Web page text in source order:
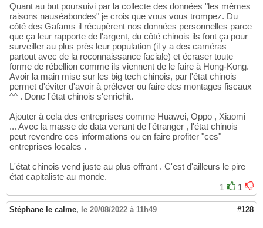
Quant au but poursuivi par la collecte des données "les mêmes
raisons nauséabondes" je crois que vous vous trompez. Du
côté des Gafams il récupèrent nos données personnelles parce
que ça leur rapporte de l'argent, du côté chinois ils font ça pour
surveiller au plus près leur population (il y a des caméras
partout avec de la reconnaissance faciale) et écraser toute
forme de rébellion comme ils viennent de le faire à Hong-Kong.
Avoir la main mise sur les big tech chinois, par l'état chinois
permet d'éviter d'avoir à prélever ou faire des montages fiscaux
^^ . Donc l'état chinois s'enrichit.
Ajouter à cela des entreprises comme Huawei, Oppo , Xiaomi
... Avec la masse de data venant de l'étranger , l'état chinois
peut revendre ces informations ou en faire profiter "ces"
entreprises locales .
L'état chinois vend juste au plus offrant . C'est d'ailleurs le pire
état capitaliste au monde.
1
1
Stéphane le calme, le 20/08/2022 à 11h49 #128